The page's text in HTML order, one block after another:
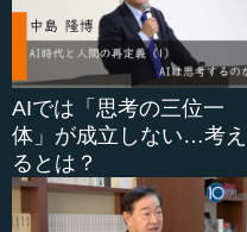
AIでは「思考の三位一
体」が成立しない…考え
るとは？